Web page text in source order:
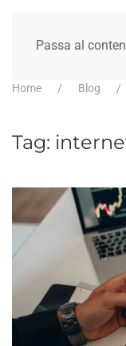
Passa al
Home Blog
Tag: